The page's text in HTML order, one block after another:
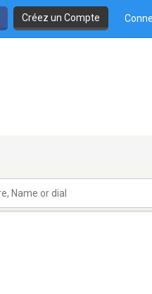
Créez un Compte